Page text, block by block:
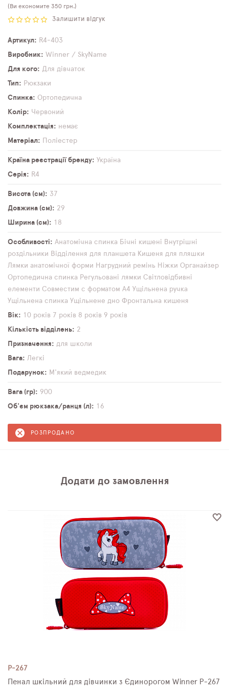
(Ви економите 350 грн.)
Залишити відгук
Артикул
R4-403
Виробник
Winner / SkyName
Для кого
Для дівчаток
Тип
Рюкзаки
Спинка
Ортопедична
Колір
Червоний
Комплектація
немає
Матеріал
Поліестер
Країна реєстрації бренду
Україна
Серія
R4
Висота (см)
37
Довжина (см)
29
Ширина (см)
18
Особливості Анатомічна спинка Бічні кишені Внутрішні
роздільники Відділення для планшета Кишеня для пляшки
Лямки анатомічної форми Нагрудний ремінь Ніжки Органайзер
Ортопедична спинка Регульовані лямки Світловідбивні
елементи Совместим с форматом А4 Ущільнена ручка
Ущільнена спинка Ущільнене дно Фронтальна кишеня
Вік
10 років 7 років 8 років 9 років
Кількість відділень
2
Призначення
для школи
Вага
Легкі
Подарунок
М'який ведмедик
Вага (гр)
900
Об'єм рюкзака/ранця (л)
16
РОЗПРОДАНО
Додати до замовлення
P-267
Пенал шкільний для дівчинки з Єдинорогом Winner P-267